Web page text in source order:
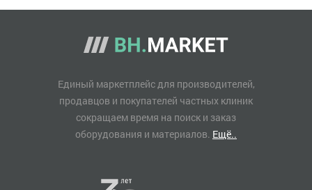
Единый маркетплейс для производителей,
продавцов и покупателей частных клиник
сокращаем время на поиск и заказ
оборудования и материалов. Ещё..